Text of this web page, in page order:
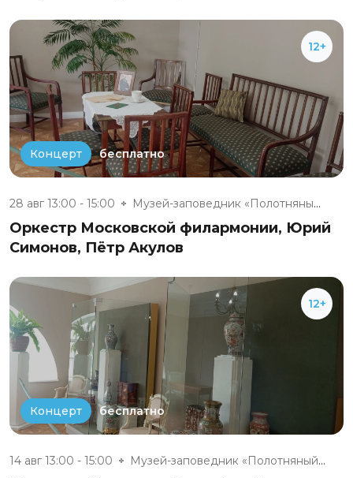
12+
Концерт бесплатно
28 авг 13:00 - 15:00 Музей-заповедник «Полотняный З...
Оркестр Московской филармонии, Юрий
Симонов, Пётр Акулов
12+
Концерт бесплатно
14 авг 13:00 - 15:00 Музей-заповедник «Полотняный З...